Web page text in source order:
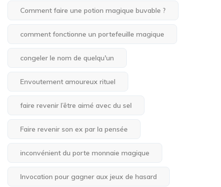
Comment faire une potion magique buvable ?
comment fonctionne un portefeuille magique
congeler le nom de quelqu'un
Envoutement amoureux rituel
faire revenir l’être aimé avec du sel
Faire revenir son ex par la pensée
inconvénient du porte monnaie magique
Invocation pour gagner aux jeux de hasard